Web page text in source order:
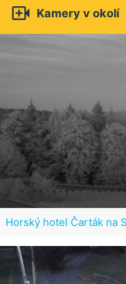
 Kamery v okolí
Horský hotel Čarták na